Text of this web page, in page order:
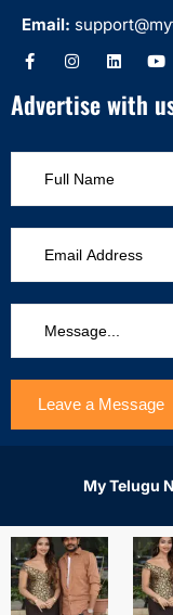
Email:
Advertise with
My Telugu